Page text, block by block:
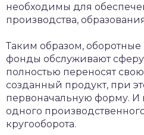
необходимы для
производства,
Таким образом,
фонды обслуживают сферу
полностью переносят
созданный продукт, при
первоначальную форму. И
одного
кругооборота.